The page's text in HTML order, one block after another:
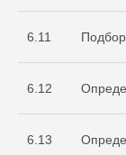
6.11
6.12
6.13
+7 999